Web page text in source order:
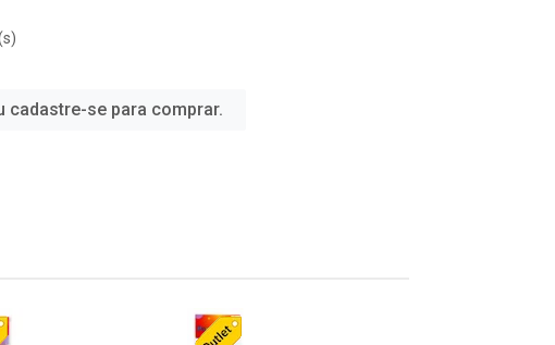
cadastre-se para comprar.